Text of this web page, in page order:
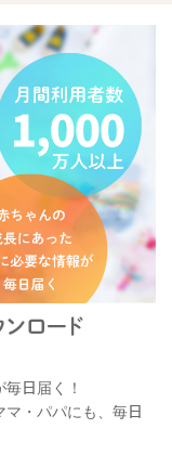
日届く！
・パパにも、毎日